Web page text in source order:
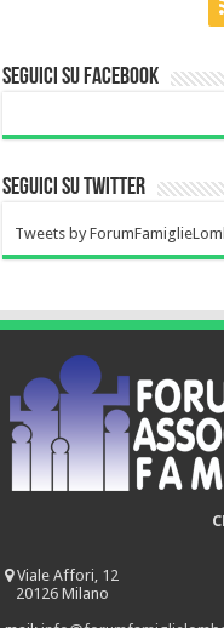
Seguici su Facebook
Seguici su Twitter
Tweets by
Viale Affori, 12
20126 Milano